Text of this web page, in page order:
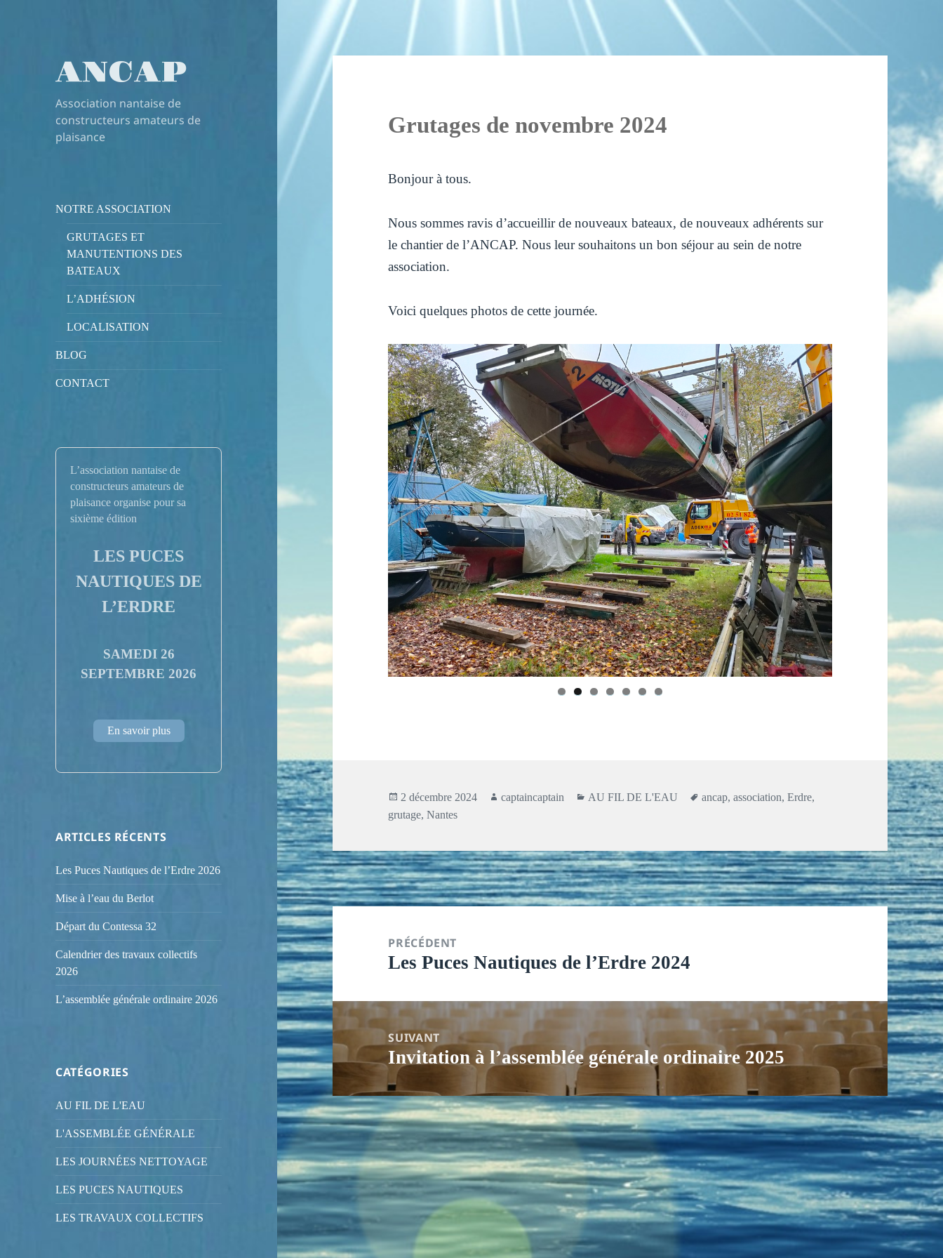
ANCAP
Association nantaise de
constructeurs amateurs de
plaisance
NOTRE ASSOCIATION
GRUTAGES ET
MANUTENTIONS DES
BATEAUX
L’ADHÉSION
LOCALISATION
BLOG
CONTACT
L’association nantaise de
constructeurs amateurs de
plaisance organise pour sa
sixième édition
LES PUCES
NAUTIQUES DE
L’ERDRE
SAMEDI 26
SEPTEMBRE 2026
En savoir plus
ARTICLES RÉCENTS
Les Puces Nautiques de l’Erdre 2026
Mise à l’eau du Berlot
Départ du Contessa 32
Calendrier des travaux collectifs
2026
L’assemblée générale ordinaire 2026
CATÉGORIES
AU FIL DE L'EAU
L'ASSEMBLÉE GÉNÉRALE
LES JOURNÉES NETTOYAGE
LES PUCES NAUTIQUES
LES TRAVAUX COLLECTIFS
Grutages de novembre 2024
Bonjour à tous.
Nous sommes ravis d’accueillir de nouveaux bateaux, de nouveaux adhérents sur
le chantier de l’ANCAP. Nous leur souhaitons un bon séjour au sein de notre
association.
Voici quelques photos de cette journée.
Publié
le
2 décembre 2024 Auteur
captaincaptain Catégories
AU FIL DE L'EAU
Mots-
ancap,association,Erdre,
grutage,Nantes
Navigation
de
l’article
PRÉCÉDENT
Article
Les Puces Nautiques de l’Erdre 2024
SUIVANT
Article
suivant :
Invitation à l’assemblée générale ordinaire 2025